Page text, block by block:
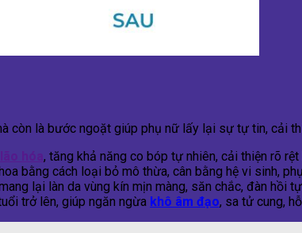
còn là bước ngoặt giúp phụ nữ lấy lại sự tự tin, cải
lão hóa, tăng khả năng co bóp tự nhiên, cải thiện rõ
bằng cách loại bỏ mô thừa, cân bằng hệ vi sinh,
lại làn da vùng kín mịn màng, săn chắc, đàn hồi
trở lên, giúp ngăn ngừa khô âm đạo, sa tử cung,